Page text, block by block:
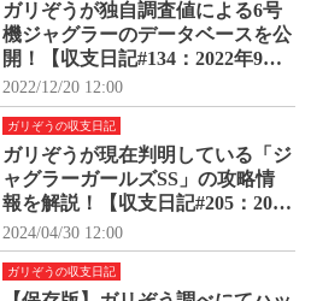
ガリぞうが独自調査値による6号
機ジャグラーのデータベースを公
開！【収支日記#134：2022年9月2
0日(火)～9月26日(月)】
2022/12/20 12:00
ガリぞうの収支日記
ガリぞうが現在判明している「ジ
ャグラーガールズSS」の攻略情
報を解説！【収支日記#205：2024
年1月30日(火)～2024年2月5日
(月)】
2024/04/30 12:00
ガリぞうの収支日記